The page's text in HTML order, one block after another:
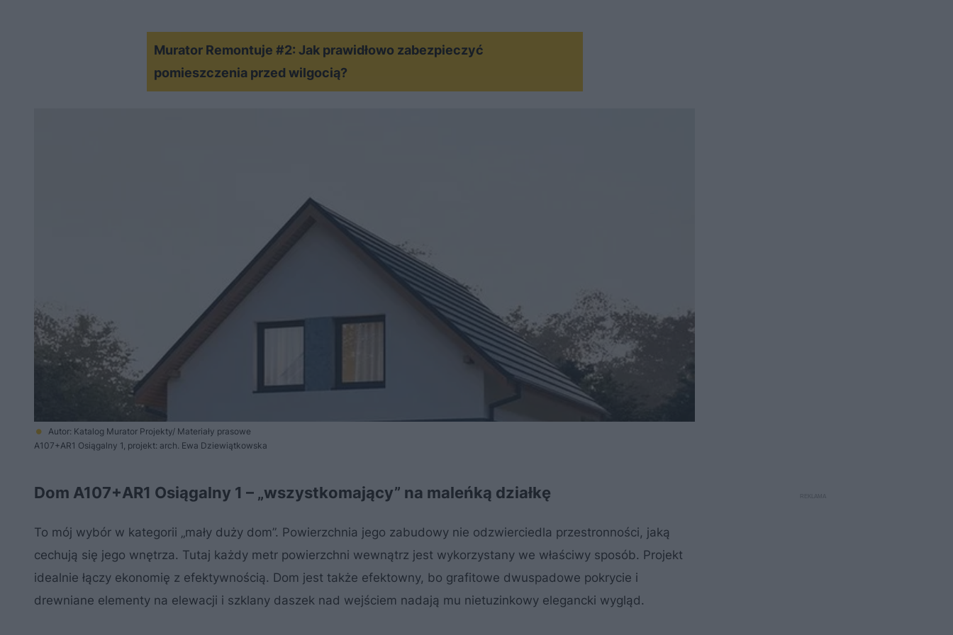
Murator Remontuje #2: Jak prawidłowo zabezpieczyć
pomieszczenia przed wilgocią?
Autor: Katalog Murator Projekty/ Materiały prasowe
A107+AR1 Osiągalny 1, projekt: arch. Ewa Dziewiątkowska
Dom A107+AR1 Osiągalny 1 – „wszystkomający” na maleńką działkę
To mój wybór w kategorii „mały duży dom”. Powierzchnia jego zabudowy nie odzwierciedla przestronności, jaką
cechują się jego wnętrza. Tutaj każdy metr powierzchni wewnątrz jest wykorzystany we właściwy sposób. Projekt
idealnie łączy ekonomię z efektywnością. Dom jest także efektowny, bo grafitowe dwuspadowe pokrycie i
drewniane elementy na elewacji i szklany daszek nad wejściem nadają mu nietuzinkowy elegancki wygląd.